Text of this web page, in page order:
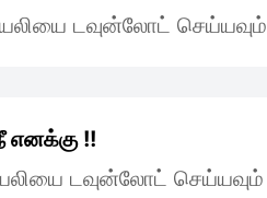
டவுன்லோட் செய்யவும்
எனக்கு !!
டவுன்லோட் செய்யவும்